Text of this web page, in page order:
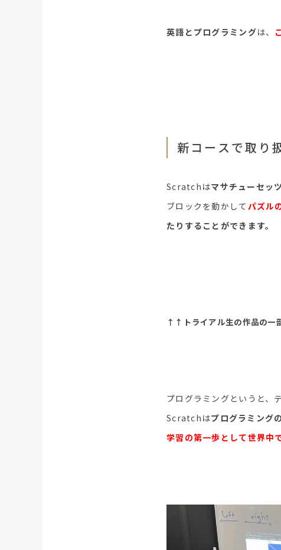
英語とプログラミングは、
新コースで取り
Scratchはマサチューセッ
ブロックを動かして パズル
たりすることができます。
↑↑トライアル生の作品の一
プログラミングというと、
Scratchはプログラミング
学習の第一歩として世界中